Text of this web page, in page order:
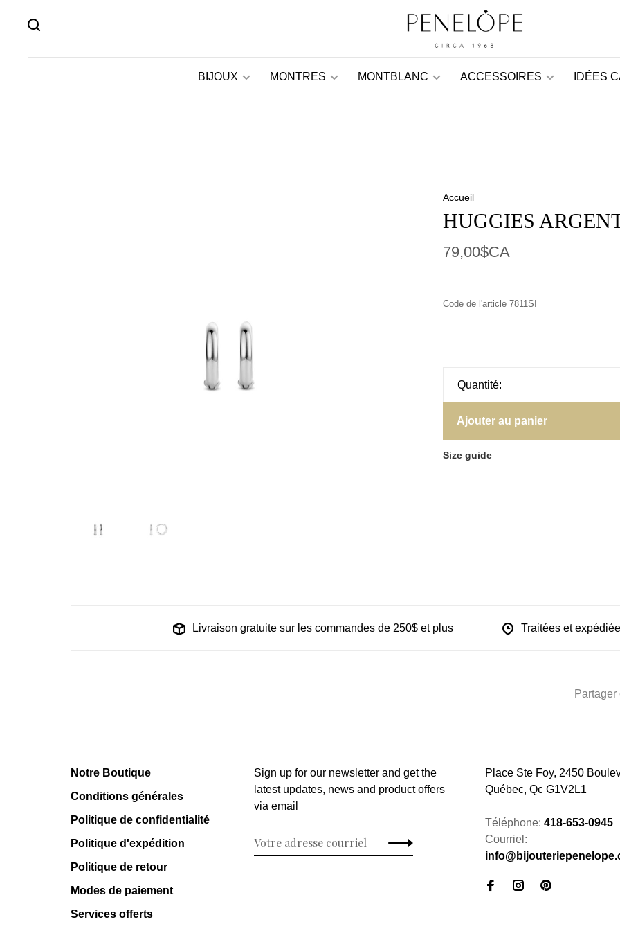
BIJOUX MONTRES MONTBLANC ACCESSOIRES IDÉES
Accueil
HUGGIES
79,00$CA
Code de l'article7811SI
Quantité:
Ajouter au panier
Size guide
Livraison gratuite sur les commandes de 250$ et plus Traitées et
Partager
Notre Boutique
Conditions générales
Politique de confidentialité
Politique d'expédition
Politique de retour
Modes de paiement
Services offerts
Sign up for our newsletter and get the
latest updates, news and product offers
via email
Place Ste Foy, 2450
Québec, Qc G1V2L1
Téléphone: 418-653-0945
Courriel: